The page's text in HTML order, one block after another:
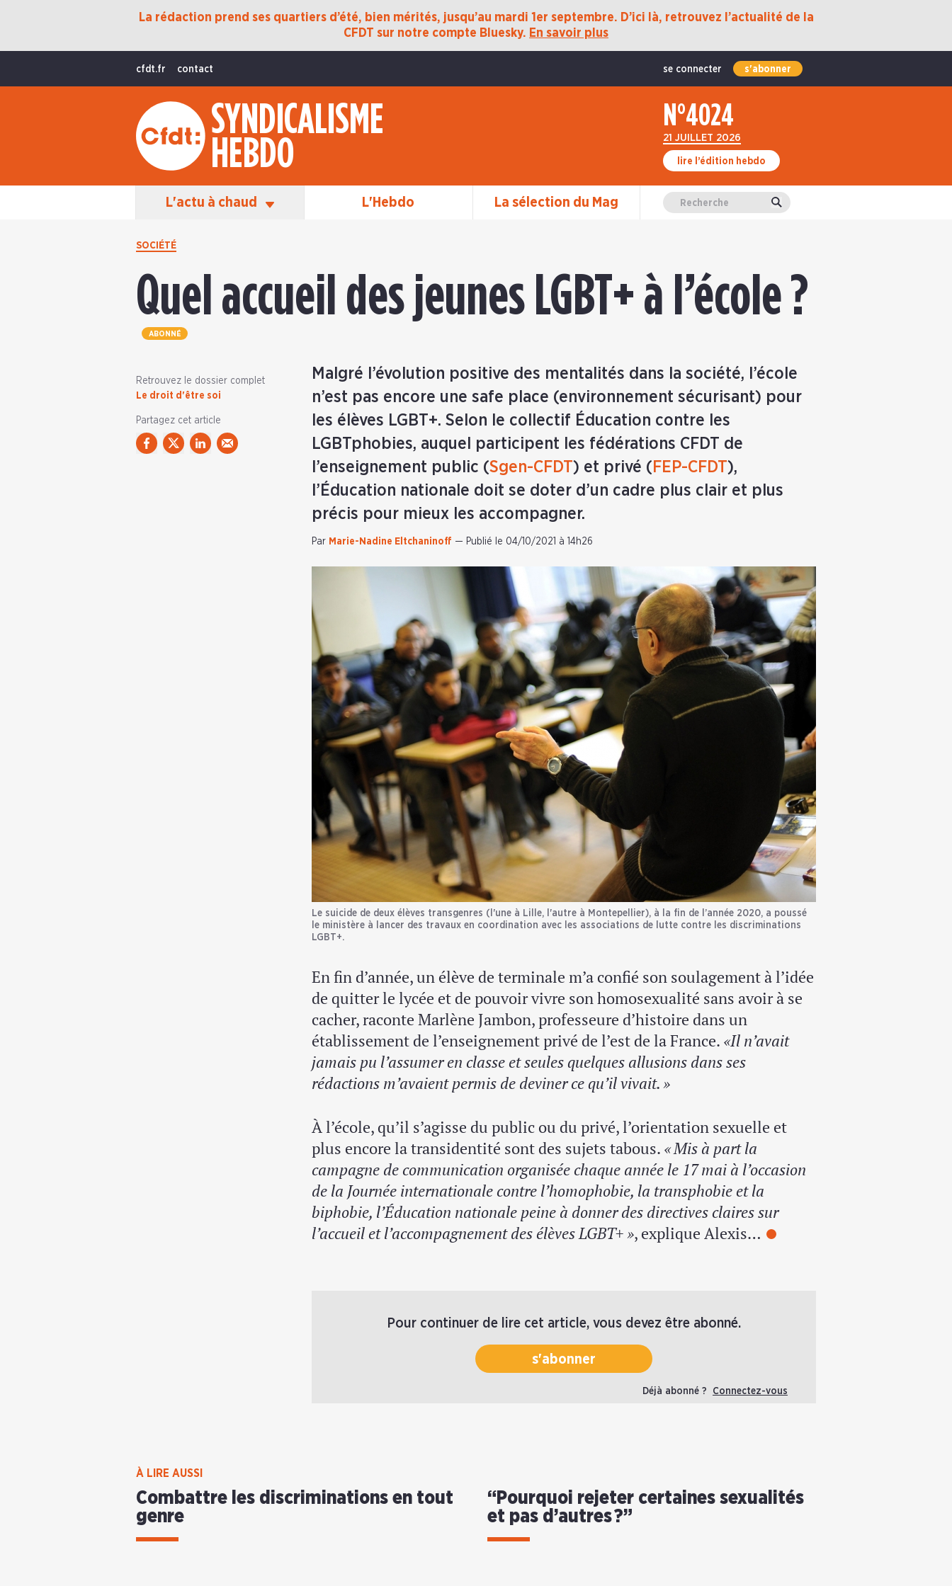
La rédaction prend ses quartiers d’été, bien mérités, jusqu’au mardi 1er septembre. D’ici là, retrouvez l’actualité de la
CFDT sur notre compte Bluesky. En savoir plus
cfdt.fr contact se connecter s'abonner
SYNDICALISME
HEBDO
N°4024
21 JUILLET 2026
lire l’édition hebdo
L'actu à chaud
Protection Sociale
International
La Vie De La CFDT
Les Équipes En Action L'Hebdo La sélection du Mag Valider
SOCIÉTÉ
Quel accueil des jeunes LGBT+ à l’école ?
ABONNÉ
Retrouvez le dossier complet
Le droit d'être soi
Partagez cet article
Malgré l’évolution positive des mentalités dans la société, l’école
n’est pas encore une safe place (environnement sécurisant) pour
les élèves LGBT+. Selon le collectif Éducation contre les
LGBTphobies, auquel participent les fédérations CFDT de
l’enseignement public (Sgen-CFDT) et privé ( FEP-CFDT),
l’Éducation nationale doit se doter d’un cadre plus clair et plus
précis pour mieux les accompagner.
Par Marie-Nadine Eltchaninoff — Publié le 04/10/2021 à 14h26
Le suicide de deux élèves transgenres (l'une à Lille, l'autre à Montepellier), à la fin de l’année 2020, a poussé
le ministère à lancer des travaux en coordination avec les associations de lutte contre les discriminations
LGBT+.
En fin d’année, un élève de terminale m’a confié son soulagement à l’idée
de quitter le lycée et de pouvoir vivre son homosexualité sans avoir à se
cacher, raconte Marlène Jambon, professeure d’histoire dans un
établissement de l’enseignement privé de l’est de la France. «Il n’avait
jamais pu l’assumer en classe et seules quelques allusions dans ses
rédactions m’avaient permis de deviner ce qu’il vivait. »
À l’école, qu’il s’agisse du public ou du privé, l’orientation sexuelle et
plus encore la transidentité sont des sujets tabous. « Mis à part la
campagne de communication organisée chaque année le 17 mai à l’occasion
de la Journée internationale contre l’homophobie, la transphobie et la
biphobie, l’Éducation nationale peine à donner des directives claires sur
l’accueil et l’accompagnement des élèves LGBT+ », explique Alexis…
Pour continuer de lire cet article, vous devez être abonné.
s'abonner
Déjà abonné ? Connectez-vous
À LIRE AUSSI
Combattre les discriminations en tout
genre
“Pourquoi rejeter certaines sexualités
et pas d’autres ?”